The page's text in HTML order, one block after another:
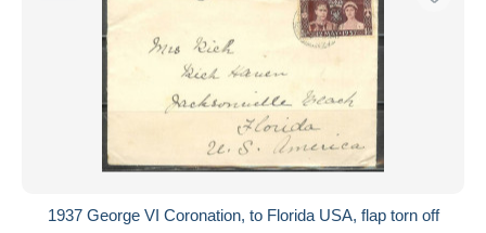
1937 George VI Coronation, to Florida USA, flap torn off